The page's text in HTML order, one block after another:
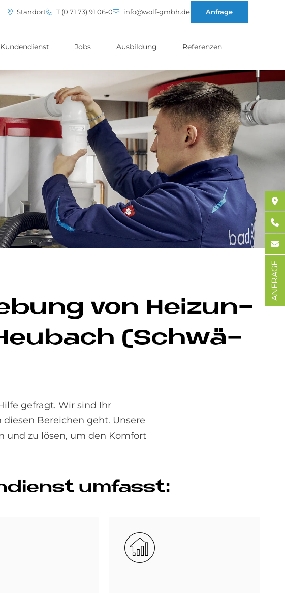
Standort T (0 71 73) 91 06-0 info@wolf-gmbh.de Anfrage
Kundendienst Jobs Ausbildung Referenzen
von Hei­zun­
(Schwä­
gefragt. Wir sind Ihr
Bereichen geht. Unsere
und zu lösen, um den Komfort
um­fasst:
Bild
ANFRAGE